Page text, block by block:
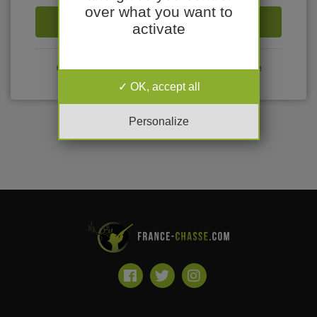
Se connecter
Créer votre compte sur France Chasse
over what you want to
activate
OK, accept all
Personalize